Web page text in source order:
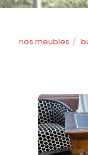
nos meubles